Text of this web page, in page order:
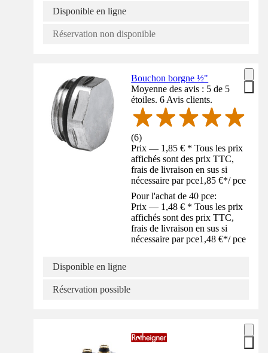
Disponible en ligne
Réservation non disponible
Bouchon borgne ½"
Moyenne des avis : 5 de 5
étoiles. 6 Avis clients.
(6)
Prix — 1,85 € * Tous les prix
affichés sont des prix TTC,
frais de livraison en sus si
nécessaire par pce1,85 €*/ pce
Pour l'achat de 40 pce:
Prix — 1,48 € * Tous les prix
affichés sont des prix TTC,
frais de livraison en sus si
nécessaire par pce1,48 €*/ pce
Disponible en ligne
Réservation possible